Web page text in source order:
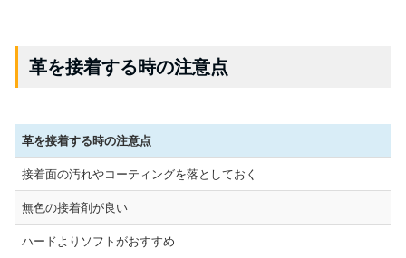
革を接着する時の注意点
革を接着する時の注意点
接着面の汚れやコーティングを落としておく
無色の接着剤が良い
ハードよりソフトがおすすめ